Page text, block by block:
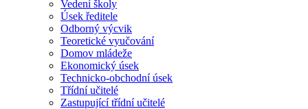
Vedení školy
Úsek ředitele
Odborný výcvik
Teoretické vyučování
Domov mládeže
Ekonomický úsek
Technicko-obchodní úsek
Třídní učitelé
Zastupující třídní učitelé